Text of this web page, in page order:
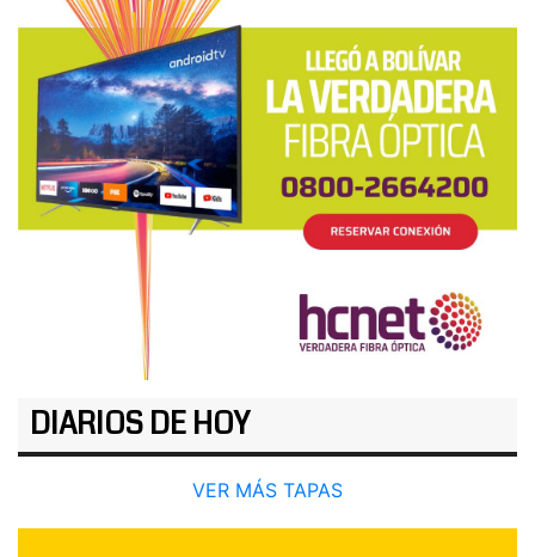
DIARIOS DE HOY
VER MÁS TAPAS